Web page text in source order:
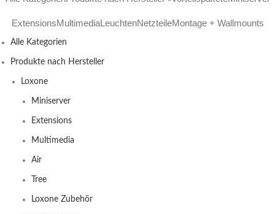
ExtensionsMultimediaLeuchtenNetzteileMontage + Wallmounts
Alle Kategorien
Produkte nach Hersteller
Loxone
Miniserver
Extensions
Multimedia
Air
Tree
Loxone Zubehör